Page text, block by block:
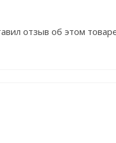
отзыв об этом